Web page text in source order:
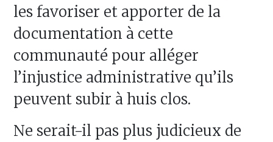
les favoriser et apporter de la
documentation à cette
communauté pour alléger
l’injustice administrative qu’ils
peuvent subir à huis clos.
Ne serait-il pas plus judicieux de